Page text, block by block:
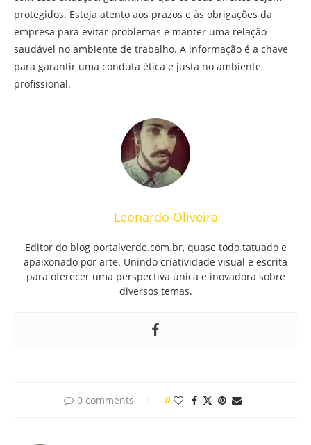
protegidos. Esteja atento aos prazos e às obrigações da
empresa para evitar problemas e manter uma relação
saudável no ambiente de trabalho. A informação é a chave
para garantir uma conduta ética e justa no ambiente
profissional.
Leonardo Oliveira
Editor do blog portalverde.com.br, quase todo tatuado e
apaixonado por arte. Unindo criatividade visual e escrita
para oferecer uma perspectiva única e inovadora sobre
diversos temas.
0 comments 0